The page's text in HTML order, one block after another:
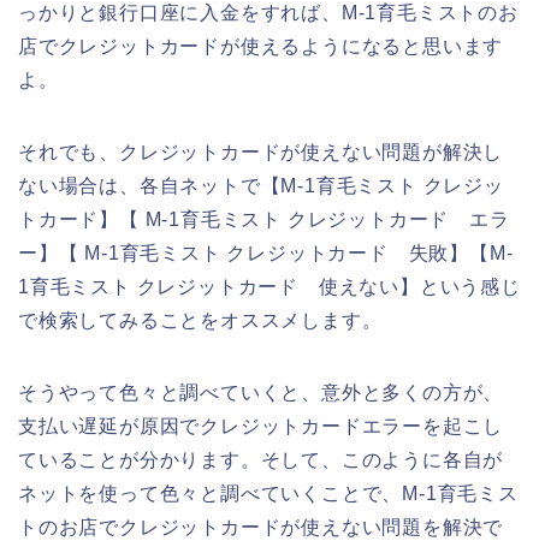
っかりと銀行口座に入金をすれば、M-1育毛ミストのお
店でクレジットカードが使えるようになると思います
よ。
それでも、クレジットカードが使えない問題が解決し
ない場合は、各自ネットで【M-1育毛ミスト クレジッ
トカード】【 M-1育毛ミスト クレジットカード エラ
ー】【 M-1育毛ミスト クレジットカード 失敗】【M-
1育毛ミスト クレジットカード 使えない】という感じ
で検索してみることをオススメします。
そうやって色々と調べていくと、意外と多くの方が、
支払い遅延が原因でクレジットカードエラーを起こし
ていることが分かります。そして、このように各自が
ネットを使って色々と調べていくことで、M-1育毛ミス
トのお店でクレジットカードが使えない問題を解決で